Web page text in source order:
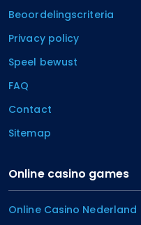
Beoordelingscriteria
Privacy policy
Speel bewust
FAQ
Contact
Sitemap
Online casino games
Online Casino Nederland